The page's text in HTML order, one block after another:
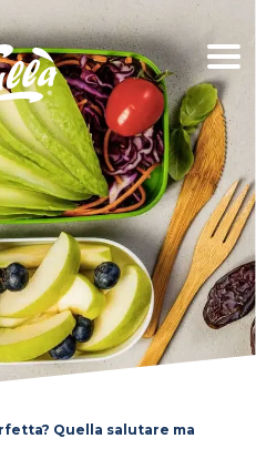
Quella salutare ma